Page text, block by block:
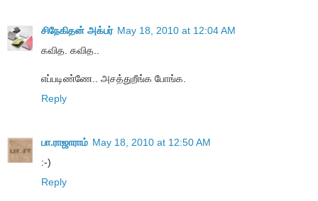
சிநேகிதன் அக்பர் May 18, 2010 at 12:04 AM
கவித. கவித..
எப்படிண்ணே.. அசத்துறீங்க போங்க.
Reply
பா.ராஜாராம் May 18, 2010 at 12:50 AM
:-)
Reply